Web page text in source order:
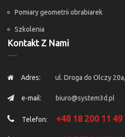
Pomiary geometrii obrabiarek
Szkolenia
Kontakt Z Nami
Adres: ul. Droga do Olczy
e-mail: biuro@system3d.pl
Telefon: +48 18 200 11 49